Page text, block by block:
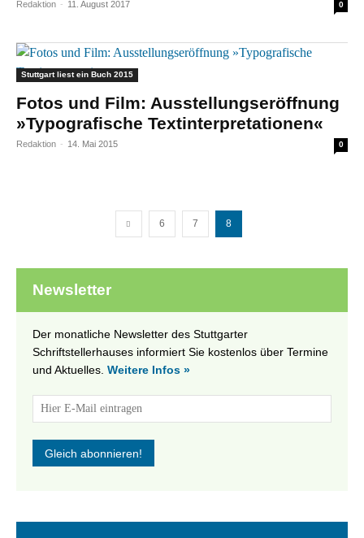
Redaktion - 11. August 2017 0
Stuttgart liest ein Buch 2015
Fotos und Film: Ausstellungseröffnung
»Typografische Textinterpretationen«
Redaktion - 14. Mai 2015 0
6 7 8
Newsletter
Der monatliche Newsletter des Stuttgarter
Schriftstellerhauses informiert Sie kostenlos über Termine
und Aktuelles. Weitere Infos »